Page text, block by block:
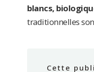
blancs,
traditionnelles